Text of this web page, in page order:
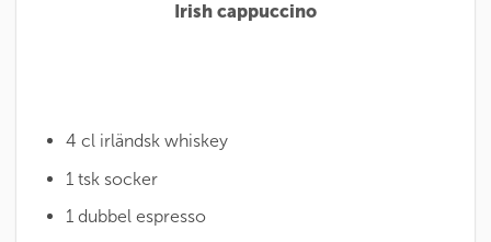
Irish cappuccino
4 cl irländsk whiskey
1 tsk socker
1 dubbel espresso